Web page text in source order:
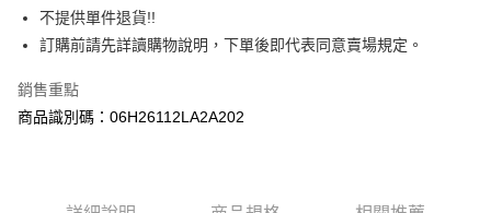
元大商業銀行
玉山商業銀行
星展（台灣）商業銀行
台灣樂天信用卡公司
悠遊付
大哥付你分期
相關說明
不提供單件退貨!!
訂購前請先詳讀購物說明，下單後即代表同意賣場規定。
銷售重點
商品識別碼：06H26112LA2A202